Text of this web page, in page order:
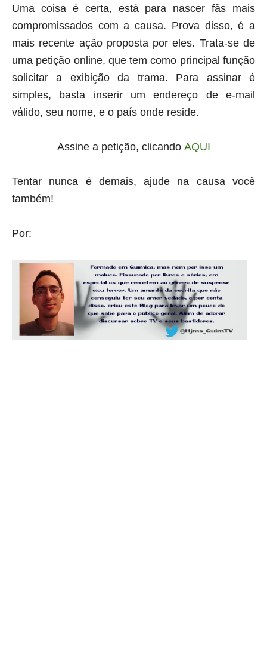
Uma coisa é certa, está para nascer fãs mais
compromissados com a causa. Prova disso, é a
mais recente ação proposta por eles. Trata-se de
uma petição online, que tem como principal função
solicitar a exibição da trama. Para assinar é
simples, basta inserir um endereço de e-mail
válido, seu nome, e o país onde reside.
Assine a petição, clicando AQUI
Tentar nunca é demais, ajude na causa você
também!
Por: